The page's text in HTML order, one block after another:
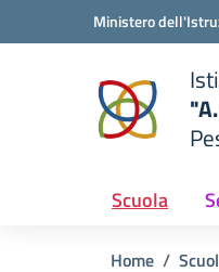
Vai ai contenuti
Vai al menu di navigazione
Ministero
scuola
Scuola
Home